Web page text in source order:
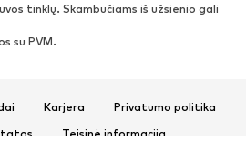
Aulinukai
Auliniai batai
Šlepetės
tinklų. Skambučiams iš užsienio gali
su PVM.
Karjera
Privatumo politika
Teisinė informacija